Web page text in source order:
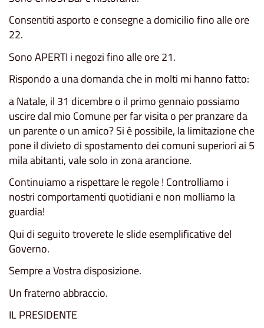
Consentiti asporto e consegne a domicilio fino alle ore
22.
Sono APERTI i negozi fino alle ore 21.
Rispondo a una domanda che in molti mi hanno fatto:
a Natale, il 31 dicembre o il primo gennaio possiamo
uscire dal mio Comune per far visita o per pranzare da
un parente o un amico? Si è possibile, la limitazione che
pone il divieto di spostamento dei comuni superiori ai 5
mila abitanti, vale solo in zona arancione.
Continuiamo a rispettare le regole ! Controlliamo i
nostri comportamenti quotidiani e non molliamo la
guardia!
Qui di seguito troverete le slide esemplificative del
Governo.
Sempre a Vostra disposizione.
Un fraterno abbraccio.
IL PRESIDENTE